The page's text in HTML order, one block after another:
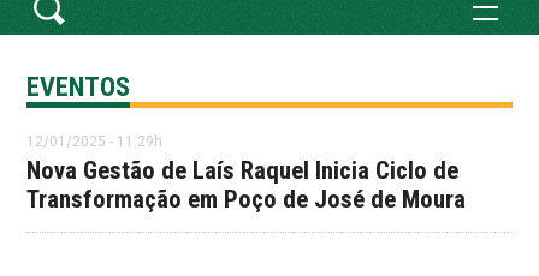
EVENTOS
12/01/2025 - 11:29h
Nova Gestão de Laís Raquel Inicia Ciclo de
Transformação em Poço de José de Moura